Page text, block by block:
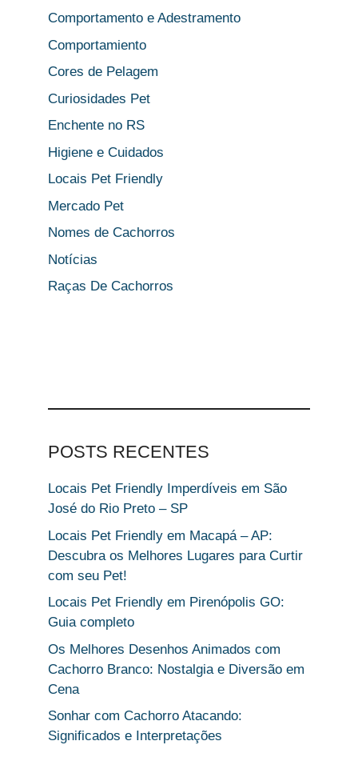
Comportamento e Adestramento
Comportamiento
Cores de Pelagem
Curiosidades Pet
Enchente no RS
Higiene e Cuidados
Locais Pet Friendly
Mercado Pet
Nomes de Cachorros
Notícias
Raças De Cachorros
POSTS RECENTES
Locais Pet Friendly Imperdíveis em São
José do Rio Preto – SP
Locais Pet Friendly em Macapá – AP:
Descubra os Melhores Lugares para Curtir
com seu Pet!
Locais Pet Friendly em Pirenópolis GO:
Guia completo
Os Melhores Desenhos Animados com
Cachorro Branco: Nostalgia e Diversão em
Cena
Sonhar com Cachorro Atacando:
Significados e Interpretações